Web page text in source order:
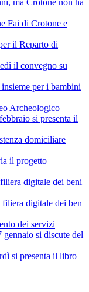
Fai di Crotone e
il Reparto di
il convegno su
per i bambini
Archeologico
si presenta il
domiciliare
il progetto
digitale dei beni
digitale dei ben
dei servizi
si discute del
si presenta il libro